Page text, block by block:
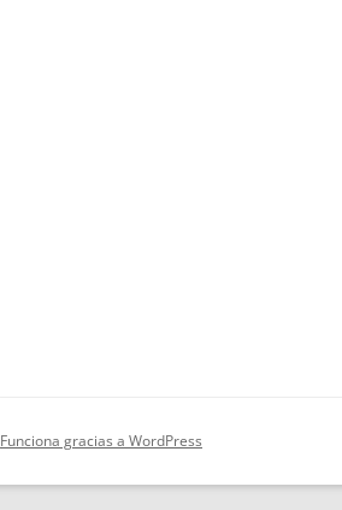
Funciona gracias a WordPress